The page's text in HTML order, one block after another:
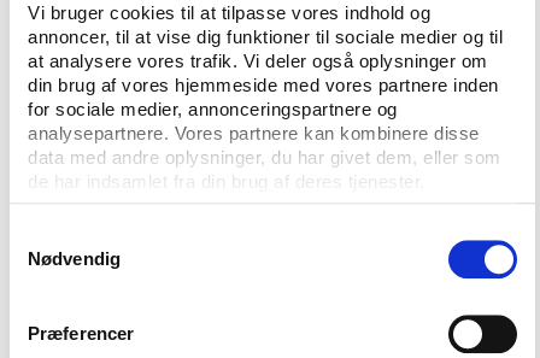
Vi bruger cookies til at tilpasse vores indhold og
annoncer, til at vise dig funktioner til sociale medier og til
at analysere vores trafik. Vi deler også oplysninger om
din brug af vores hjemmeside med vores partnere inden
for sociale medier, annonceringspartnere og
analysepartnere. Vores partnere kan kombinere disse
data med andre oplysninger, du har givet dem, eller som
de har indsamlet fra din brug af deres tjenester.
Nødvendig
Præferencer
Vester Allé 8B, 3.